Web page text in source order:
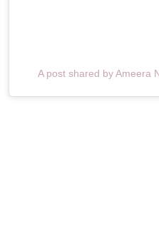
A post shared by Ameera